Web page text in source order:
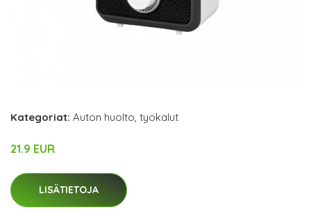
Kategoriat: Auton huolto, työkalut
21.9 EUR
LISÄTIETOJA